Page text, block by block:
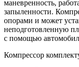
маневренность,
запыленности.
опорами и может
неподготовленную
с помощью
Компрессор